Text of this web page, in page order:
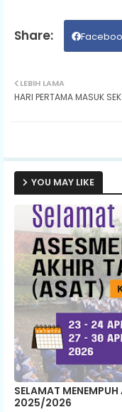
LEBIH LAMA
HARI PERTAMA MASUK
YOU MAY LIKE
SELAMAT
2025/2026